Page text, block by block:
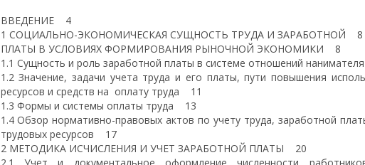
ВВЕДЕНИЕ 4
1 СОЦИАЛЬНО-ЭКОНОМИЧЕСКАЯ СУЩНОСТЬ ТРУДА И ЗАРАБОТНОЙ 8
ПЛАТЫ В УСЛОВИЯХ ФОРМИРОВАНИЯ РЫНОЧНОЙ ЭКОНОМИКИ 8
1.1 Сущность и роль заработной платы в системе отношений
1.2 Значение, задачи учета труда и его платы, пути повышения
ресурсов и средств на оплату труда 11
1.3 Формы и системы оплаты труда 13
1.4 Обзор нормативно-правовых актов по учету труда, заработной
трудовых ресурсов 17
2 МЕТОДИКА ИСЧИСЛЕНИЯ И УЧЕТ ЗАРАБОТНОЙ ПЛАТЫ 20